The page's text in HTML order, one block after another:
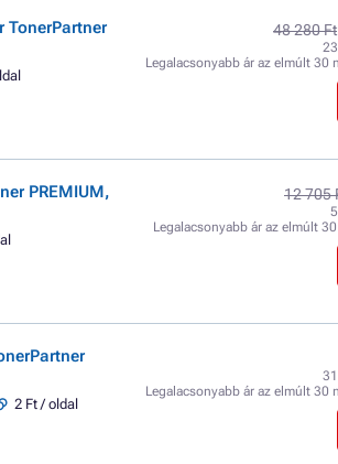
TonerPartner
48 280 Ft
Legalacsonyabb ár az elmúlt 30
PREMIUM,
12 705
Legalacsonyabb ár az elmúlt
2 Ft / oldal
Legalacsonyabb ár az elmúlt 30